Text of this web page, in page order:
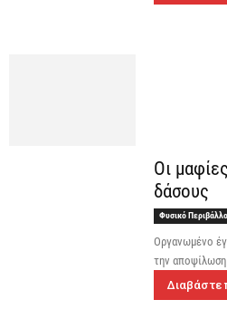
Οι
δάσους
Φυσικό
Οργανωμένο
την
Διαβάστε